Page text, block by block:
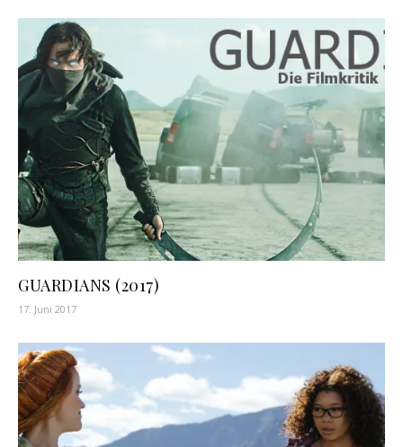
GUARDIANS (2017)
17. Juni 2017